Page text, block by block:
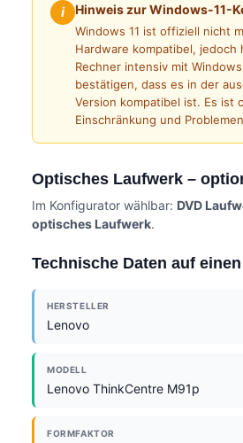
i Hinweis zur Windows-11-
Windows 11 ist offiziell nicht
Hardware kompatibel, jedoch
Rechner intensiv mit
bestätigen, dass es in der
Version kompatibel ist. Es ist
Einschränkung und
Optisches Laufwerk –
Im Konfigurator wählbar: DVD
optisches Laufwerk.
Technische Daten auf
HERSTELLER
Lenovo
MODELL
Lenovo ThinkCentre M91p
FORMFAKTOR